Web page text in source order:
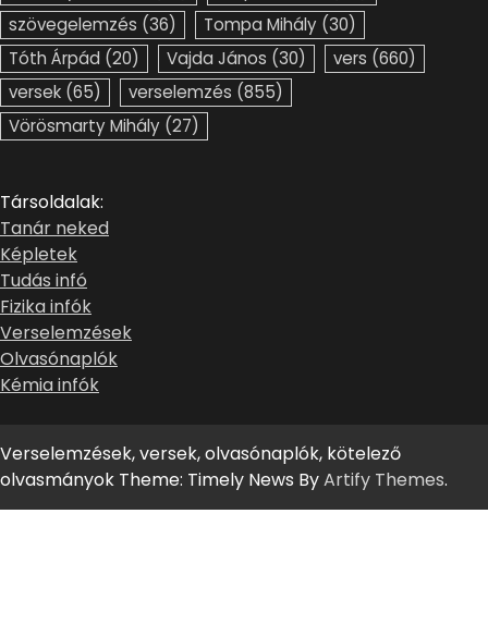
szövegelemzés (36) Tompa Mihály (30)
Tóth Árpád (20) Vajda János (30) vers (660)
versek (65) verselemzés (855)
Vörösmarty Mihály (27)
Társoldalak:
Tanár neked
Képletek
Tudás infó
Fizika infók
Verselemzések
Olvasónaplók
Kémia infók
Verselemzések, versek, olvasónaplók, kötelező
olvasmányok Theme: Timely News ByArtify Themes.